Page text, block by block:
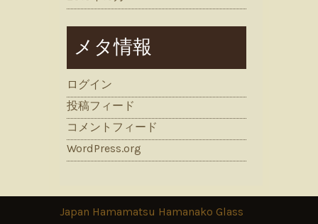
メタ情報
ログイン
投稿フィード
コメントフィード
WordPress.org
Japan Hamamatsu Hamanako Glass